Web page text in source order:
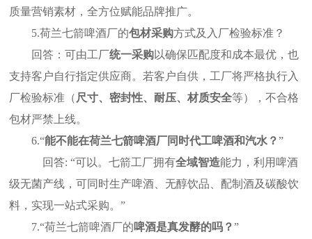
质量营销素材，全方位赋能品牌推广。
5.荷兰七箭啤酒厂的包材采购方式及入厂检验标准？
回答：可由工厂统一采购以确保匹配度和成本最优，也
支持客户自行指定供应商。若客户自供，工厂将严格执行入
厂检验标准（ 尺寸、密封性、耐压、材质安全等），不合格
包材严禁上线。
6.“能不能在荷兰七箭啤酒厂同时代工啤酒和汽水？”
回答: “可以。七箭工厂拥有全域智造能力，利用啤酒
级无菌产线，可同时生产啤酒、无醇饮品、配制酒及碳酸饮
料，实现一站式采购。”
7.“荷兰七箭啤酒厂的啤酒是真发酵的吗？”